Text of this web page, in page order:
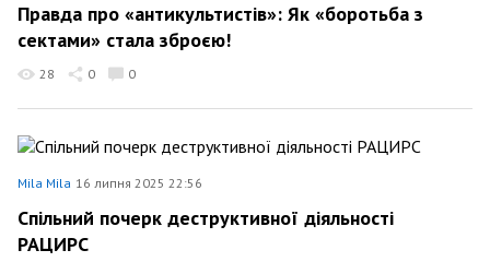
Правда про «антикультистів»: Як «боротьба з
сектами» стала зброєю!
28 0 0
Mila Mila 16 липня 2025 22:56
Спільний почерк деструктивної діяльності
РАЦИРС